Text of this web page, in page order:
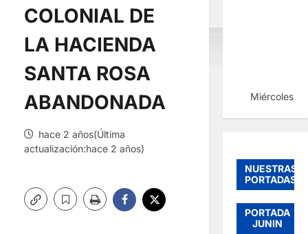
COLONIAL DE
LA HACIENDA
SANTA ROSA
ABANDONADA
hace 2 años(Última
actualización:hace 2 años)
Miércoles,
NUESTRAS
PORTADAS
PORTADA
JUNIN